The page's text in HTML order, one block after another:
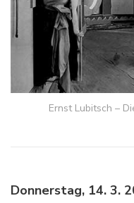
Ernst Lubitsch –
Donnerstag, 14. 3.